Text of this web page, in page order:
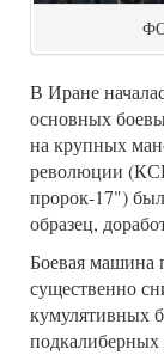
В Иране
основных
на крупных
революции
пророк-17")
образец,
Боевая машина
существенно
кумулятивных